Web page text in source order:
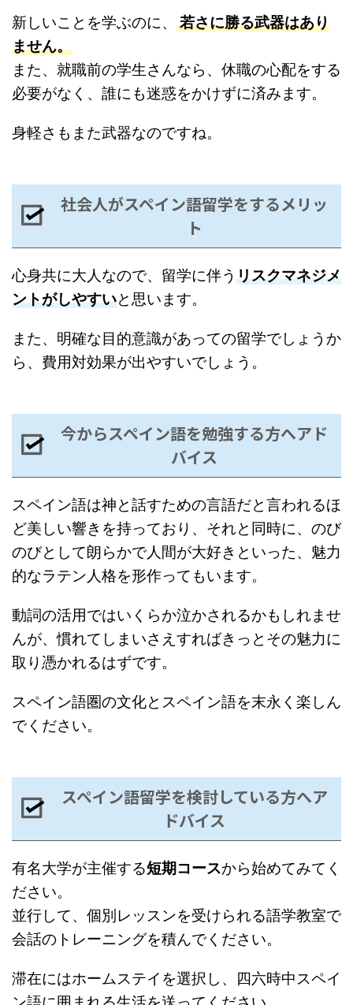
新しいことを学ぶのに、 若さに勝る武器はあり
ません。
また、就職前の学生さんなら、休職の心配をする
必要がなく、誰にも迷惑をかけずに済みます。
身軽さもまた武器なのですね。
社会人がスペイン語留学をするメリッ
ト
心身共に大人なので、留学に伴う リスクマネジメ
ントがしやすいと思います。
また、明確な目的意識があっての留学でしょうか
ら、費用対効果が出やすいでしょう。
今からスペイン語を勉強する方へアド
バイス
スペイン語は神と話すための言語だと言われるほ
ど美しい響きを持っており、それと同時に、のび
のびとして朗らかで人間が大好きといった、魅力
的なラテン人格を形作ってもいます。
動詞の活用ではいくらか泣かされるかもしれませ
んが、慣れてしまいさえすればきっとその魅力に
取り憑かれるはずです。
スペイン語圏の文化とスペイン語を末永く楽しん
でください。
スペイン語留学を検討している方へア
ドバイス
有名大学が主催する短期コースから始めてみてく
ださい。
並行して、個別レッスンを受けられる語学教室で
会話のトレーニングを積んでください。
滞在にはホームステイを選択し、四六時中スペイ